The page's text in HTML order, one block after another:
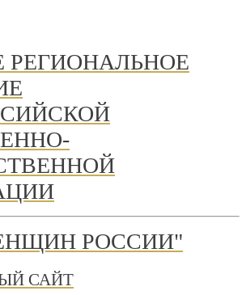
РЕГИОНАЛЬНОЕ
РОССИИ"
САЙТ